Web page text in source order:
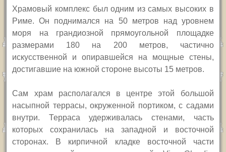
Храмовый комплекс был одним из самых высоких в
Риме. Он поднимался на 50 метров над уровнем
моря на грандиозной прямоугольной площадке
размерами 180 на 200 метров, частично
искусственной и опиравшейся на мощные стены,
достигавшие на южной стороне высоты 15 метров.
Сам храм располагался в центре этой большой
насыпной террасы, окруженной портиком, с садами
внутри. Терраса удерживалась стенами, часть
которых сохранилась на западной и восточной
сторонах. В кирпичной кладке восточной части